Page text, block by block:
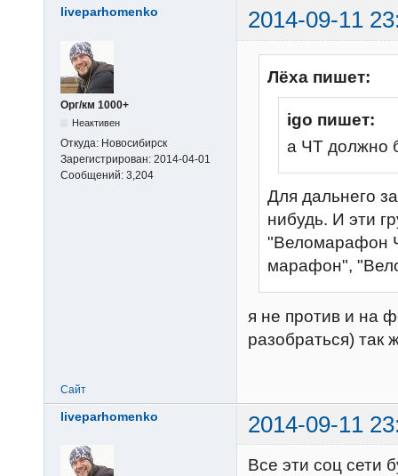
liveparhomenko 2014-09-11
Орг/км 1000+
Неактивен
Откуда: Новосибирск
Зарегистрирован: 2014-04-01
Сообщений: 3,204
Лёха пишет:
igo пишет:
а ЧТ должно
Для дальнего
нибудь. И эти
"Веломарафон
марафон",
я не против и на
разобраться) так
Сайт
liveparhomenko 2014-09-11
Все эти соц сети